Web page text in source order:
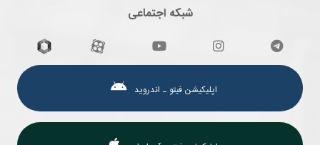
شبکه اجتماعی
اپلیکیشن فیتو ـ اندروید